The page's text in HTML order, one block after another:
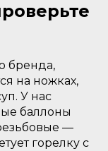
бренда,
на ножках,
У нас
баллоны
—
горелку с